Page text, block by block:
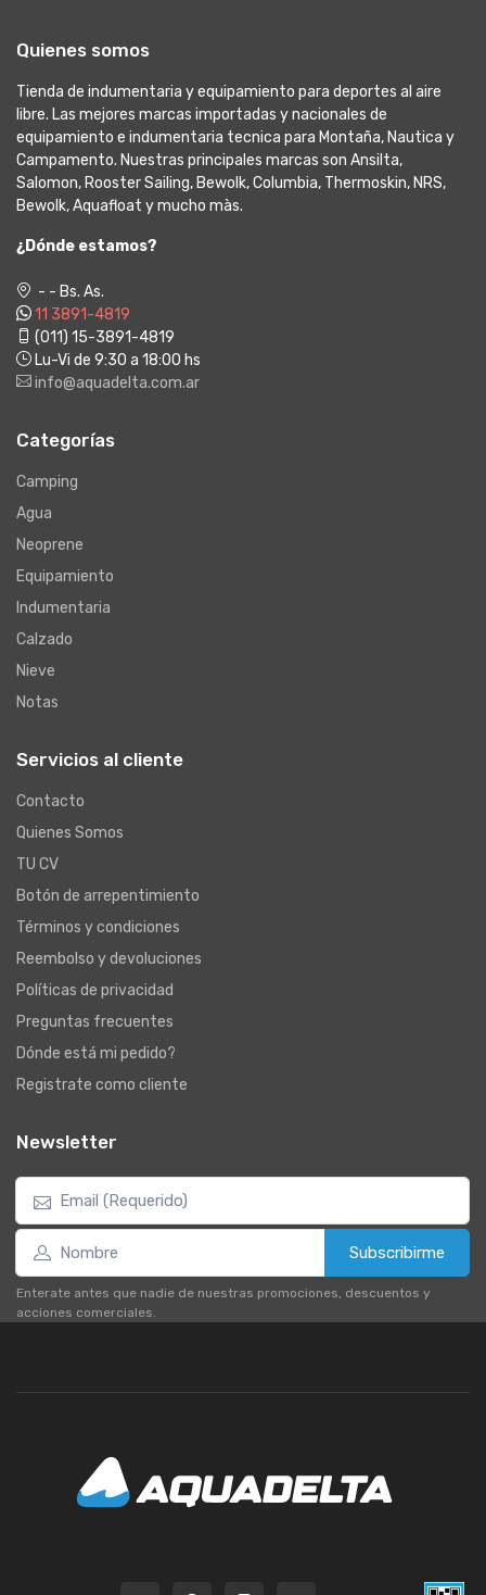
Quienes somos
Tienda de indumentaria y equipamiento para deportes al aire
libre. Las mejores marcas importadas y nacionales de
equipamiento e indumentaria tecnica para Montaña, Nautica y
Campamento. Nuestras principales marcas son Ansilta,
Salomon, Rooster Sailing, Bewolk, Columbia, Thermoskin, NRS,
Bewolk, Aquafloat y mucho màs.
¿Dónde estamos?
- - Bs. As.
11 3891-4819
(011) 15-3891-4819
Lu-Vi de 9:30 a 18:00 hs
info@aquadelta.com.ar
Categorías
Camping
Agua
Neoprene
Equipamiento
Indumentaria
Calzado
Nieve
Notas
Servicios al cliente
Contacto
Quienes Somos
TU CV
Botón de arrepentimiento
Términos y condiciones
Reembolso y devoluciones
Políticas de privacidad
Preguntas frecuentes
Dónde está mi pedido?
Registrate como cliente
Newsletter
Subscribirme
Enterate antes que nadie de nuestras promociones, descuentos y
acciones comerciales.